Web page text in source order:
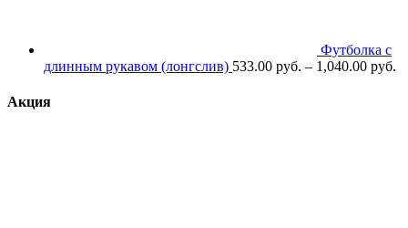
Футболка с
длинным рукавом (лонгслив) 533.00 руб. – 1,040.00 руб.
Акция